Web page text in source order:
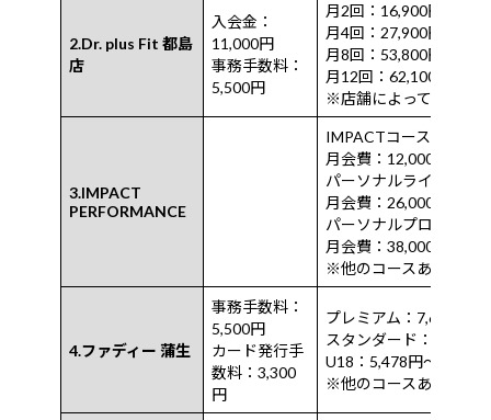
2.Dr. plus Fit 都島
店
入会金：
11,000円
事務手数料：
5,500円
月2回：16,900円
月4回：27,900円
月8回：53,800円
月12回：62,100円
※店舗によって変動あ
3.IMPACT
PERFORMANCE
IMPACTコース
月会費：12,000円
パーソナルライトコー
月会費：26,000円
パーソナルプロコース
月会費：38,000円
※他のコースあり
4.ファディー 蒲生
事務手数料：
5,500円
カード発行手
数料：3,300
円
プレミアム：7,678円〜
スタンダード：8,778円
U18：5,478円〜
※他のコースあり